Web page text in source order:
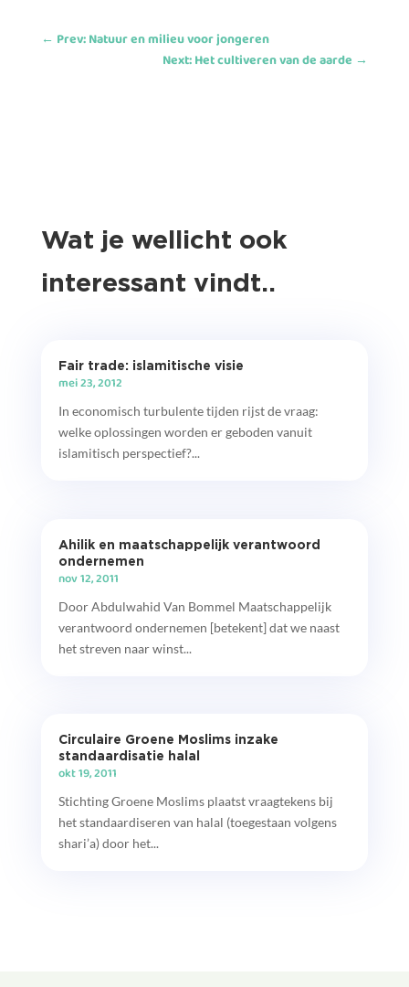
← Prev: Natuur en milieu voor jongeren
Next: Het cultiveren van de aarde →
Wat je wellicht ook
interessant vindt..
Fair trade: islamitische visie
mei 23, 2012
In economisch turbulente tijden rijst de vraag:
welke oplossingen worden er geboden vanuit
islamitisch perspectief?...
Ahilik en maatschappelijk verantwoord
ondernemen
nov 12, 2011
Door Abdulwahid Van Bommel Maatschappelijk
verantwoord ondernemen [betekent] dat we naast
het streven naar winst...
Circulaire Groene Moslims inzake
standaardisatie halal
okt 19, 2011
Stichting Groene Moslims plaatst vraagtekens bij
het standaardiseren van halal (toegestaan volgens
shari’a) door het...